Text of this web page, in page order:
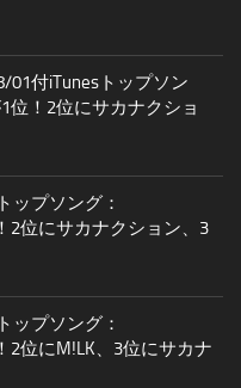
01付iTunesトップソン
位！2位にサカナクショ
ップソング：
2位にサカナクション、3
ップソング：
2位にM!LK、3位にサカナ